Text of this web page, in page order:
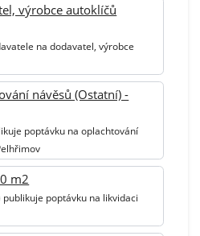
výrobce autoklíčů
na dodavatel, výrobce
návěsů (Ostatní) -
poptávku na oplachtování
m2
poptávku na likvidaci